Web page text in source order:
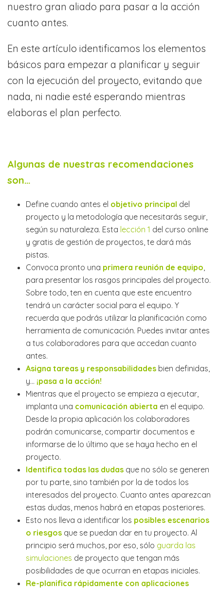
nuestro gran aliado para pasar a la acción
cuanto antes.
En este artículo identificamos los elementos
básicos para empezar a planificar y seguir
con la ejecución del proyecto, evitando que
nada, ni nadie esté esperando mientras
elaboras el plan perfecto.
Algunas de nuestras recomendaciones
son…
Define cuando antes el objetivo principal del
proyecto y la metodología que necesitarás seguir,
según su naturaleza. Esta lección 1 del curso online
y gratis de gestión de proyectos, te dará más
pistas.
Convoca pronto una primera reunión de equipo,
para presentar los rasgos principales del proyecto.
Sobre todo, ten en cuenta que este encuentro
tendrá un carácter social para el equipo. Y
recuerda que podrás utilizar la planificación como
herramienta de comunicación. Puedes invitar antes
a tus colaboradores para que accedan cuanto
antes.
Asigna tareas y responsabilidadesbien definidas,
y… ¡pasa a la acción!
Mientras que el proyecto se empieza a ejecutar,
implanta una comunicación abierta en el equipo.
Desde la propia aplicación los colaboradores
podrán comunicarse, compartir documentos e
informarse de lo último que se haya hecho en el
proyecto.
Identifica todas las dudasque no sólo se generen
por tu parte, sino también por la de todos los
interesados del proyecto. Cuanto antes aparezcan
estas dudas, menos habrá en etapas posteriores.
Esto nos lleva a identificar los posibles escenarios
o riesgosque se puedan dar en tu proyecto. Al
principio será muchos, por eso, sólo guarda las
simulaciones de proyecto que tengan más
posibilidades de que ocurran en etapas iniciales.
Re-planifica rápidamente con aplicaciones